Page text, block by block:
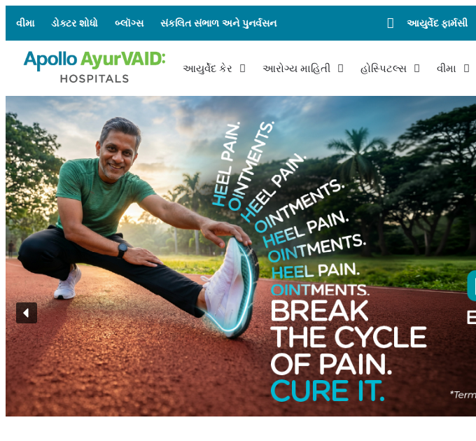
વીમા ડોક્ટર શોધો બ્લૉગ્સ સંકલિત સંભાળ અને પુનર્વસન આયુર્વેદ ફાર્મસી
આયુર્વેદ કેર આરોગ્ય માહિતી હોસ્પિટલ્સ વીમા